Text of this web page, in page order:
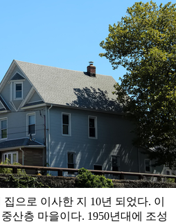
으로 이사한 지 10년 되었다. 이
산층 마을이다. 1950년대에 조성